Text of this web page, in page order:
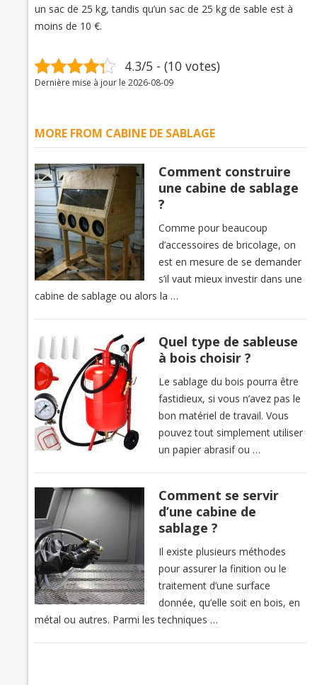
un sac de 25 kg, tandis qu’un sac de 25 kg de sable est à
moins de 10 €.
4.3/5 - (10 votes)
Dernière mise à jour le 2026-08-09
MORE FROM CABINE DE SABLAGE
Comment construire
une cabine de sablage
?
Comme pour beaucoup
d’accessoires de bricolage, on
est en mesure de se demander
s’il vaut mieux investir dans une
cabine de sablage ou alors la …
Quel type de sableuse
à bois choisir ?
Le sablage du bois pourra être
fastidieux, si vous n’avez pas le
bon matériel de travail. Vous
pouvez tout simplement utiliser
un papier abrasif ou …
Comment se servir
d’une cabine de
sablage ?
Il existe plusieurs méthodes
pour assurer la finition ou le
traitement d’une surface
donnée, qu’elle soit en bois, en
métal ou autres. Parmi les techniques …